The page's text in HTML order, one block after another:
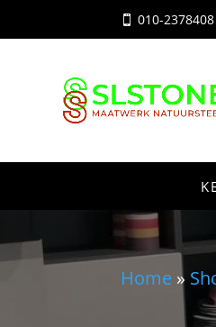
 010-2378408
Home »